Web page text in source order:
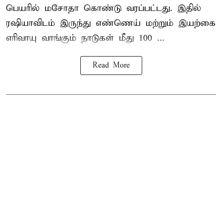
பெயரில் மசோதா கொண்டு வரப்பட்டது. இதில்
ரஷியாவிடம் இருந்து எண்ணெய் மற்றும் இயற்கை
எரிவாயு வாங்கும் நாடுகள் மீது 100 ...
Read More